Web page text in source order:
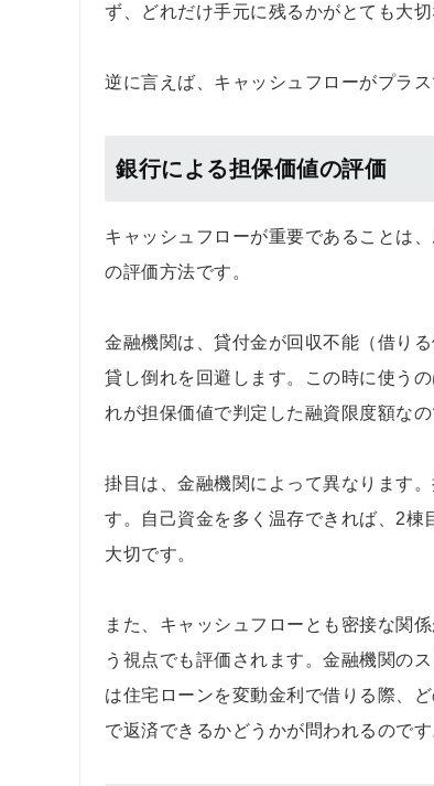
ず、どれだけ手元に残るかがとても大切
逆に言えば、キャッシュフローがプラ
銀行による担保価値の評価
キャッシュフローが重要であることは
の評価方法です。
金融機関は、貸付金が回収不能（借り
貸し倒れを回避します。この時に使う
れが担保価値で判定した融資限度額なの
掛目は、金融機関によって異なります
す。自己資金を多く温存できれば、2棟
大切です。
また、キャッシュフローとも密接な関
う視点でも評価されます。金融機関の
は住宅ローンを変動金利で借りる際、
で返済できるかどうかが問われるのです